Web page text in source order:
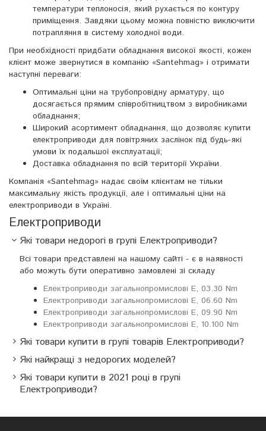
температури теплоносія, який рухається по контуру
приміщення. Завдяки цьому можна повністю виключити
потрапляння в систему холодної води.
При необхідності придбати обладнання високої якості, кожен
клієнт може звернутися в компанію «Santehmag» і отримати
наступні переваги:
Оптимальні ціни на трубопровідну арматуру, що
досягається прямим співробітництвом з виробниками
обладнання;
Широкий асортимент обладнання, що дозволяє купити
електроприводи для повітряних заслінок під будь-які
умови їх подальшої експлуатації;
Доставка обладнання по всій території України.
Компанія «Santehmag» надає своїм клієнтам не тільки
максимальну якість продукції, але і оптимальні ціни на
електроприводи в Україні.
Електроприводи
Які товари недорогі в групі Електроприводи?
Всі товари представлені на нашому сайті - є в наявності
або можуть бути оперативно замовлені зі складу
Електроприводи загальнопромислові E, 03.30 Nm
Електроприводи загальнопромислові E, 06.60 Nm
Електроприводи загальнопромислові E, 09.90 Nm
Електроприводи загальнопромислові E, 10.100 Nm
Які товари купити в групі товарів Електроприводи?
Які найкращі з недорогих моделей?
Які товари купити в 2021 році в групі
Електроприводи?